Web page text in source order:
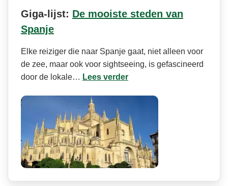
Giga-lijst: De mooiste steden van
Spanje
Elke reiziger die naar Spanje gaat, niet alleen voor
de zee, maar ook voor sightseeing, is gefascineerd
door de lokale… Lees verder